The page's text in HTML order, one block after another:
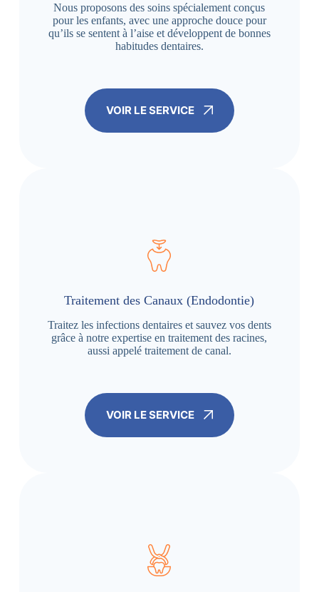
Nous proposons des soins spécialement conçus
pour les enfants, avec une approche douce pour
qu’ils se sentent à l’aise et développent de bonnes
habitudes dentaires.
VOIR LE SERVICE
Traitement des Canaux (Endodontie)
Traitez les infections dentaires et sauvez vos dents
grâce à notre expertise en traitement des racines,
aussi appelé traitement de canal.
VOIR LE SERVICE